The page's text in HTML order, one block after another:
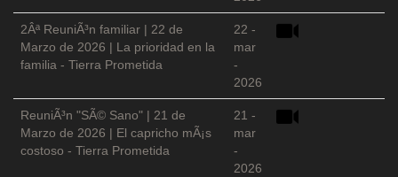
2Âª ReuniÃ³n familiar | 22 de
Marzo de 2026 | La prioridad en la
familia - Tierra Prometida
22 -
mar
-
2026
ReuniÃ³n "SÃ© Sano" | 21 de
Marzo de 2026 | El capricho mÃ¡s
costoso - Tierra Prometida
21 -
mar
-
2026